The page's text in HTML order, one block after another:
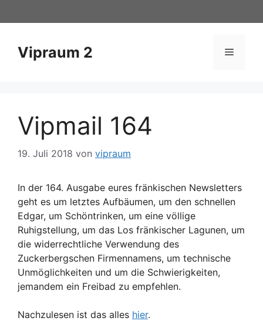
Inhalt
Vipraum 2 Menü
Vipmail 164
19. Juli 2018 von vipraum
In der 164. Ausgabe eures fränkischen Newsletters
geht es um letztes Aufbäumen, um den schnellen
Edgar, um Schöntrinken, um eine völlige
Ruhigstellung, um das Los fränkischer Lagunen, um
die widerrechtliche Verwendung des
Zuckerbergschen Firmennamens, um technische
Unmöglichkeiten und um die Schwierigkeiten,
jemandem ein Freibad zu empfehlen.
Nachzulesen ist das alles hier.